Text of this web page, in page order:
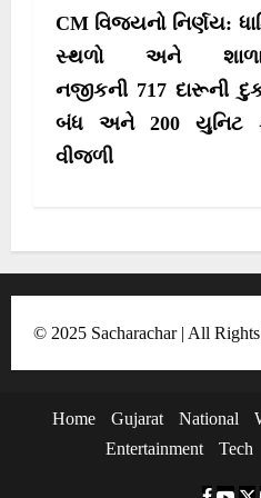
n
a
v
i
t
i
o
n
CM વિજયનો નિર્ણય:
સ્થળો અને
નજીકની 717 દારૂની
બંધ અને 200 યુનિટ
વીજળી
© 2025 Sacharachar | All Rights
Home Gujarat National
Entertainment
Tech